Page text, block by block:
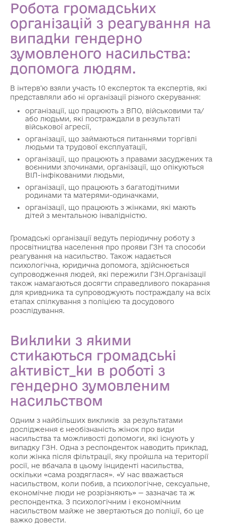
Робота громадських
організацій з реагування на
випадки гендерно
зумовленого насильства:
допомога людям.
В інтерв’ю взяли участь 10 експерток та експертів, які
представляли або ні організації різного скерування:
організації, що працюють з ВПО, військовими та/
або людьми, які постраждали в результаті
військової агресії,
організації, що займаються питаннями торгівлі
людьми та трудової експлуатації,
організації, що працюють з правами засуджених та
воєнними злочинами, організації, що опікуються
ВІЛ-інфікованими людьми,
організації, що працюють з багатодітними
родинами та матерями-одиначками,
організації, що працюють з жінками, які мають
дітей з ментальною інвалідністю.
Громадські організації ведуть періодичну роботу з
просвітництва населення про прояви ГЗН та способи
реагування на насильство. Також надається
психологічна, юридична допомога, здійснюється
супроводження людей, які пережили ГЗН.Організації
також намагаються досягти справедливого покарання
для кривдника та супроводжують постраждалу на всіх
етапах спілкування з поліцією та досудового
розслідування.
Виклики з якими
стикаються громадські
активіст_ки в роботі з
гендерно зумовленим
насильством
Одним з найбільших викликів за результатами
дослідження є необізнаність жінок про види
насильства та можливості допомоги, які існують у
випадку ГЗН. Одна з респонденток наводить приклад,
коли жінка після фільтрації, яку пройшла на території
росії, не вбачала в цьому інциденті насильства,
оскільки «сама роздяглася». «У нас вважається
насильством, коли побив, а психологічне, сексуальне,
економічне люди не розрізняють» — зазначає та ж
респондентка. З психологічним і економічним
насильством майже не звертаються до поліції, бо це
важко довести.